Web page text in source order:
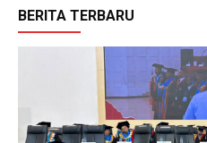
BERITA TERBARU